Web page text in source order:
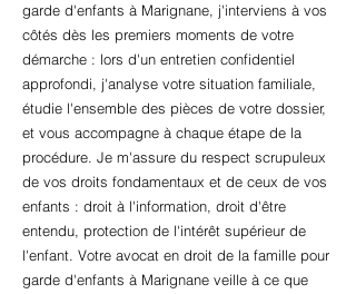
garde d'enfants à Marignane, j'interviens à vos
côtés dès les premiers moments de votre
démarche : lors d'un entretien confidentiel
approfondi, j'analyse votre situation familiale,
étudie l'ensemble des pièces de votre dossier,
et vous accompagne à chaque étape de la
procédure. Je m'assure du respect scrupuleux
de vos droits fondamentaux et de ceux de vos
enfants : droit à l'information, droit d'être
entendu, protection de l'intérêt supérieur de
l'enfant. Votre avocat en droit de la famille pour
garde d'enfants à Marignane veille à ce que